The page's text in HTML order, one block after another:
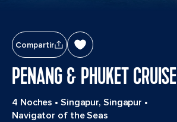
Compartir
PENANG & PHUKET CRUISE
4 Noches • Singapur, Singapur •
Navigator of the Seas